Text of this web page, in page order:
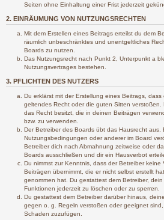
Seiten ohne Einhaltung einer Frist jederzeit
2. EINRÄUMUNG VON NUTZUNGSRECHTEN
Mit dem Erstellen eines Beitrags erteilst du dem
räumlich unbeschränktes und unentgeltliches
Boards zu nutzen.
Das Nutzungsrecht nach Punkt 2, Unterpunkt a
Nutzungsvertrages bestehen.
3. PFLICHTEN DES NUTZERS
Du erklärst mit der Erstellung eines Beitrags,
geltendes Recht oder die guten Sitten verstoßen.
das Recht besitzt, die in deinen Beiträgen
bzw. zu verwenden.
Der Betreiber des Boards übt das Hausrecht aus.
Nutzungsbedingungen oder anderer im Board
Betreiber dich nach Abmahnung zeitweise oder
Boards ausschließen und dir ein Hausverbot
Du nimmst zur Kenntnis, dass der Betreiber
Beiträgen übernimmt, die er nicht selbst erstellt
genommen hat. Du gestattest dem Betreiber,
Funktionen jederzeit zu löschen oder zu sperren.
Du gestattest dem Betreiber darüber hinaus,
gegen o. g. Regeln verstoßen oder geeignet
Schaden zuzufügen.